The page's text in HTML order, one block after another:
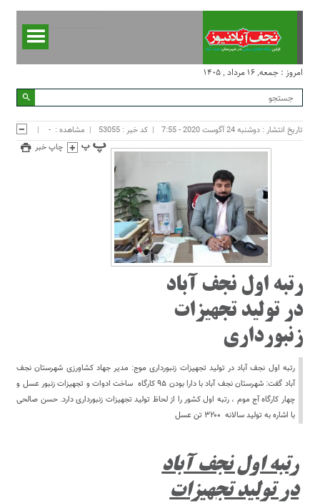
امروز : جمعه, ۱۶ مرداد , ۱۴۰۵
تاریخ انتشار : دوشنبه 24 آگوست 2020 - 7:55 کد خبر : 53055 مشاهده : -
چاپ خبر
رتبه اول نجف آباد
در تولید تجهیزات
زنبورداری
رتبه اول نجف آباد در تولید تجهیزات زنبورداری موج: مدیر جهاد کشاورزی شهرستان نجف
آباد گفت: شهرستان نجف آباد با دارا بودن ۹۵ کارگاه ساخت ادوات و تجهیزات زنبور عسل و
چهار کارگاه آج موم ، رتبه اول کشور را از لحاظ تولید تجهیزات زنبورداری دارد. حسن صالحی
با اشاره به تولید سالانه ۳۲۰۰ تن عسل
رتبه اول نجف آباد
در تولید تجهیزات